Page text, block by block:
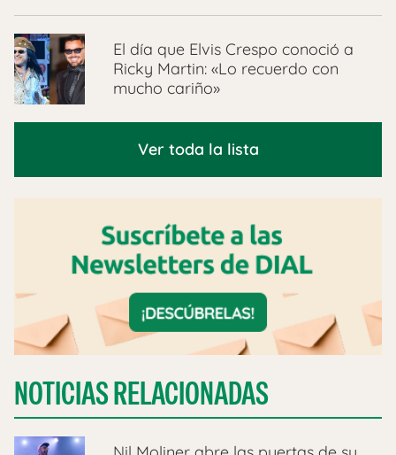
El día que Elvis Crespo conoció a
Ricky Martin: «Lo recuerdo con
mucho cariño»
Ver toda la lista
NOTICIAS RELACIONADAS